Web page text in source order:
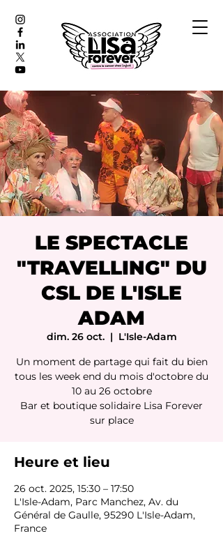
LE SPECTACLE
"TRAVELLING" DU
CSL DE L'ISLE
ADAM
dim. 26 oct.
  |
L'Isle-Adam
Un moment de partage qui fait du bien
tous les week end du mois d'octobre du
10 au 26 octobre
Bar et boutique solidaire Lisa Forever
sur place
Heure et lieu
26 oct. 2025, 15:30 – 17:50
L'Isle-Adam, Parc Manchez, Av. du
Général de Gaulle, 95290 L'Isle-Adam,
France